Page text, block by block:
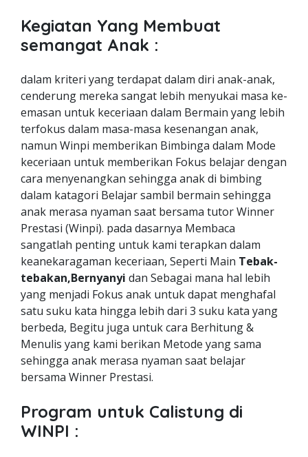
Kegiatan Yang Membuat
semangat Anak :
dalam kriteri yang terdapat dalam diri anak-anak,
cenderung mereka sangat lebih menyukai masa ke-
emasan untuk keceriaan dalam Bermain yang lebih
terfokus dalam masa-masa kesenangan anak,
namun Winpi memberikan Bimbinga dalam Mode
keceriaan untuk memberikan Fokus belajar dengan
cara menyenangkan sehingga anak di bimbing
dalam katagori Belajar sambil bermain sehingga
anak merasa nyaman saat bersama tutor Winner
Prestasi (Winpi). pada dasarnya Membaca
sangatlah penting untuk kami terapkan dalam
keanekaragaman keceriaan, Seperti Main Tebak-
tebakan,Bernyanyi dan Sebagai mana hal lebih
yang menjadi Fokus anak untuk dapat menghafal
satu suku kata hingga lebih dari 3 suku kata yang
berbeda, Begitu juga untuk cara Berhitung &
Menulis yang kami berikan Metode yang sama
sehingga anak merasa nyaman saat belajar
bersama Winner Prestasi.
Program untuk Calistung di
WINPI :